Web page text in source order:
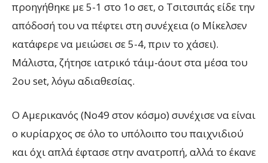
προηγήθηκε με 5-1 στο 1ο σετ, ο Τσιτσιπάς είδε την
απόδοσή του να πέφτει στη συνέχεια (ο Μίκελσεν
κατάφερε να μειώσει σε 5-4, πριν το χάσει).
Μάλιστα, ζήτησε ιατρικό τάιμ-άουτ στα μέσα του
2ου set, λόγω αδιαθεσίας.
Ο Αμερικανός (Νο49 στον κόσμο) συνέχισε να είναι
ο κυρίαρχος σε όλο το υπόλοιπο του παιχνιδιού
και όχι απλά έφτασε στην ανατροπή, αλλά το έκανε